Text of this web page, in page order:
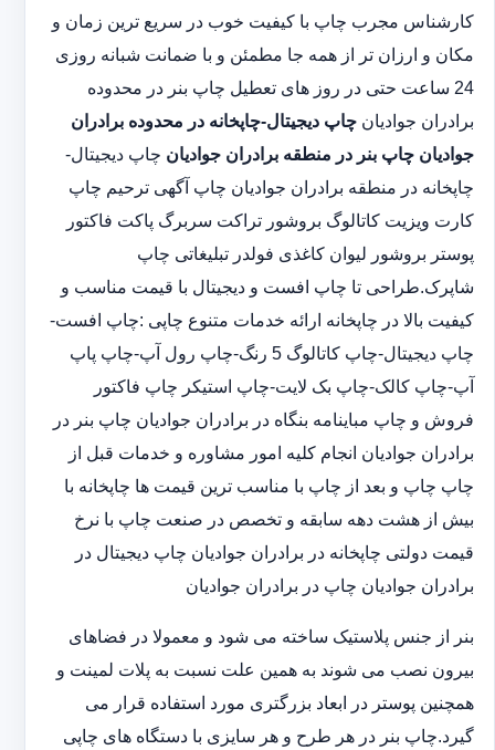
کارشناس مجرب چاپ با کیفیت خوب در سریع ترین زمان و
مکان و ارزان تر از همه جا مطمئن و با ضمانت شبانه روزی
24 ساعت حتی در روز های تعطیل چاپ بنر در محدوده
برادران جوادیان چاپ دیجیتال-چاپخانه در محدوده برادران
جوادیان چاپ بنر در منطقه برادران جوادیان چاپ دیجیتال-
چاپخانه در منطقه برادران جوادیان چاپ آگهی ترحیم چاپ
کارت ویزیت کاتالوگ بروشور تراکت سربرگ پاکت فاکتور
پوستر بروشور لیوان کاغذی فولدر تبلیغاتی چاپ
شاپرک.طراحی تا چاپ افست و دیجیتال با قیمت مناسب و
کیفیت بالا در چاپخانه ارائه خدمات متنوع چاپی :چاپ افست-
چاپ دیجیتال-چاپ کاتالوگ 5 رنگ-چاپ رول آپ-چاپ پاپ
آپ-چاپ کالک-چاپ بک لایت-چاپ استیکر چاپ فاکتور
فروش و چاپ مباینامه بنگاه در برادران جوادیان چاپ بنر در
برادران جوادیان انجام کلیه امور مشاوره و خدمات قبل از
چاپ چاپ و بعد از چاپ با مناسب ترین قیمت ها چاپخانه با
بیش از هشت دهه سابقه و تخصص در صنعت چاپ با نرخ
قیمت دولتی چاپخانه در برادران جوادیان چاپ دیجیتال در
برادران جوادیان چاپ در برادران جوادیان
بنر از جنس پلاستیک ساخته می شود و معمولا در فضاهای
بیرون نصب می شوند به همین علت نسبت به پلات لمینت و
همچنین پوستر در ابعاد بزرگتری مورد استفاده قرار می
گیرد.چاپ بنر در هر طرح و هر سایزی با دستگاه های چاپی